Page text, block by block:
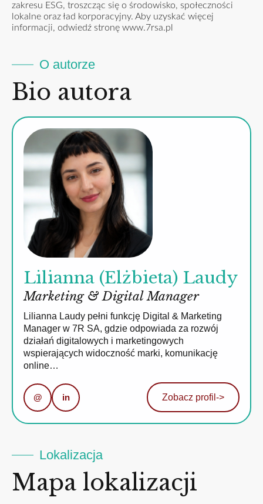
zakresu ESG, troszcząc się o środowisko, społeczności
lokalne oraz ład korporacyjny. Aby uzyskać więcej
informacji, odwiedź stronę www.7rsa.pl
O autorze
Bio autora
Lilianna (Elżbieta) Laudy
Marketing & Digital Manager
Lilianna Laudy pełni funkcję Digital & Marketing
Manager w 7R SA, gdzie odpowiada za rozwój
działań digitalowych i marketingowych
wspierających widoczność marki, komunikację
online…
@ in Zobacz profil ->
Lokalizacja
Mapa lokalizacji